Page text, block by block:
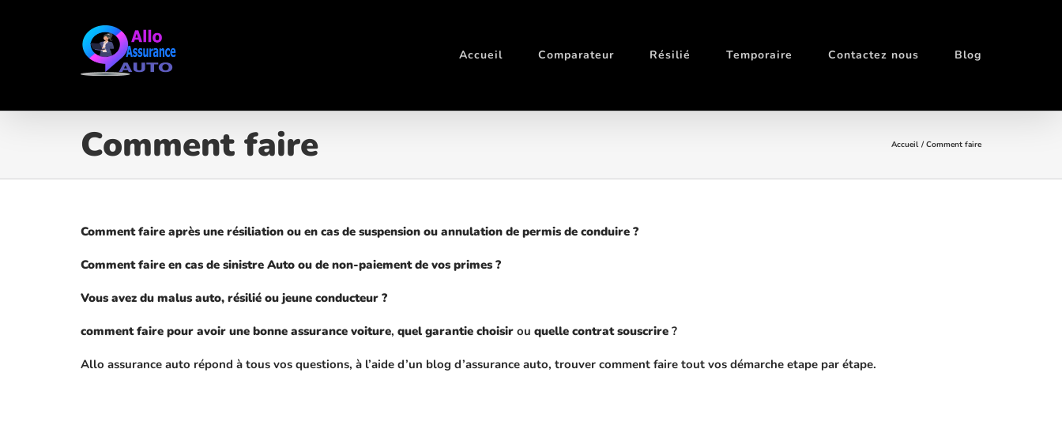
Accueil Comparateur Résilié Temporaire Contactez nous Blog
Comment faire Accueil Comment faire
Comment faire après une résiliation ou en cas de suspension ou annulation de permis de conduire ?
Comment faire en cas de sinistre Auto ou de non-paiement de vos primes ?
Vous avez du malus auto, résilié ou jeune conducteur ?
comment faire pour avoir une bonne assurance voiture, quel garantie choisir ou quelle contrat souscrire ?
Allo assurance auto répond à tous vos questions, à l’aide d’un blog d’assurance auto, trouver comment faire tout vos démarche etape par étape.